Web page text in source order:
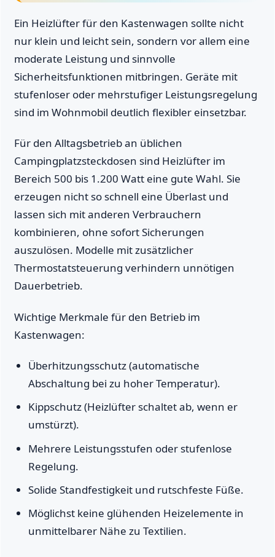
Ein Heizlüfter für den Kastenwagen sollte nicht
nur klein und leicht sein, sondern vor allem eine
moderate Leistung und sinnvolle
Sicherheitsfunktionen mitbringen. Geräte mit
stufenloser oder mehrstufiger Leistungsregelung
sind im Wohnmobil deutlich flexibler einsetzbar.
Für den Alltagsbetrieb an üblichen
Campingplatzsteckdosen sind Heizlüfter im
Bereich 500 bis 1.200 Watt eine gute Wahl. Sie
erzeugen nicht so schnell eine Überlast und
lassen sich mit anderen Verbrauchern
kombinieren, ohne sofort Sicherungen
auszulösen. Modelle mit zusätzlicher
Thermostatsteuerung verhindern unnötigen
Dauerbetrieb.
Wichtige Merkmale für den Betrieb im
Kastenwagen:
Überhitzungsschutz (automatische
Abschaltung bei zu hoher Temperatur).
Kippschutz (Heizlüfter schaltet ab, wenn er
umstürzt).
Mehrere Leistungsstufen oder stufenlose
Regelung.
Solide Standfestigkeit und rutschfeste Füße.
Möglichst keine glühenden Heizelemente in
unmittelbarer Nähe zu Textilien.